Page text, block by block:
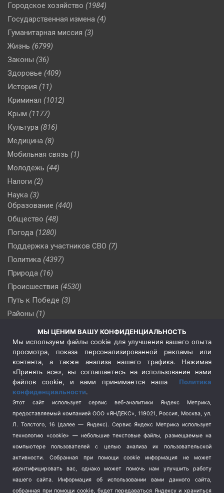
Городское хозяйство (1984)
Государственная измена (4)
Гуманитарная миссия (3)
Жизнь (6799)
Законы (36)
Здоровье (409)
История (11)
Криминал (1012)
Крым (1177)
Культура (816)
Медицина (8)
Мобильная связь (1)
Молодежь (44)
Налоги (2)
Наука (3)
Образование (440)
Общество (48)
Погода (1280)
Поддержка участников СВО (7)
Политика (4397)
Природа (16)
Происшествия (4530)
Путь к Победе (3)
Районы (1)
(510)
Сельское хозяйство (3)
Социальная политика
(3)
Спецоперация в Украине
Спецоперация на Украине
(404)
Спорт (740)
Терроризм (1)
Транспорт (262)
Туризм (178)
Школа и спорт (2)
МЫ ЦЕНИМ ВАШУ КОНФИДЕНЦИАЛЬНОСТЬ
Мы используем файлы cookie для улучшения вашего опыта
просмотра, показа персонализированной рекламы или
контента, а также анализа нашего трафика. Нажимая
«Принять все», вы соглашаетесь на использование нами
файлов cookie, и вами принимается наша Политика
конфиденциальности.
Этот сайт использует сервис веб-аналитики Яндекс Метрика,
предоставляемый компанией ООО «ЯНДЕКС», 119021, Россия, Москва, ул.
Л. Толстого, 16 (далее — Яндекс). Сервис Яндекс Метрика использует
технологию «cookie» — небольшие текстовые файлы, размещаемые на
компьютере пользователей с целью анализа их пользовательской
активности.
Собранная при помощи cookie информация не может
идентифицировать вас, однако может помочь нам улучшить работу
нашего сайта. Информация об использовании вами данного сайта,
собранная при помощи cookie, будет передаваться Яндексу и храниться